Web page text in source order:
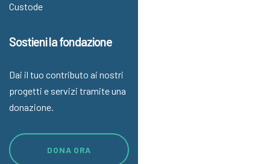
Custode
Sostieni la fondazione
Dai il tuo contributo ai nostri
progetti e servizi tramite una
donazione.
DONA ORA